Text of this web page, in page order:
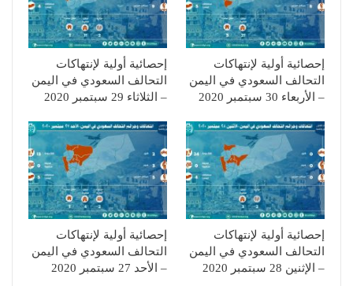
إحصائية أولية لإنتهاكات
التحالف السعودي في اليمن
– الأربعاء 30 سبتمبر 2020
إحصائية أولية لإنتهاكات
التحالف السعودي في اليمن
– الثلاثاء 29 سبتمبر 2020
إحصائية أولية لإنتهاكات
التحالف السعودي في اليمن
– الإثنين 28 سبتمبر 2020
إحصائية أولية لإنتهاكات
التحالف السعودي في اليمن
– الأحد 27 سبتمبر 2020